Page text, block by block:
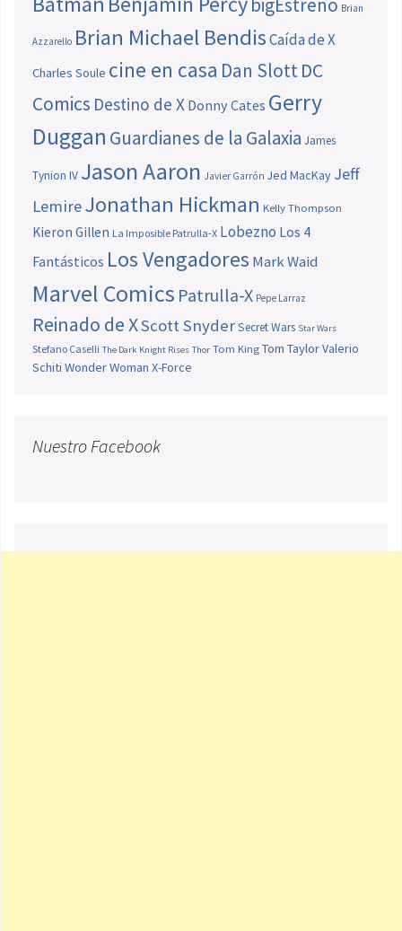
bigEstreno Brian
Azzarello Brian Michael BendisCaída de X
Charles Soule cine en casa Dan SlottDC
Comics Destino de X Donny Cates Gerry
Duggan Guardianes de la Galaxia James
Tynion IV Jason Aaron Javier Garrón Jed MacKay Jeff
LemireJonathan Hickman Kelly Thompson
Kieron Gillen La Imposible Patrulla-X Lobezno Los 4
Fantásticos Los Vengadores Mark Waid
Marvel Comics Patrulla-X Pepe Larraz
Reinado de XScott SnyderSecret Wars Star Wars
Stefano Caselli The Dark Knight Rises Thor Tom King Tom TaylorValerio
Schiti Wonder Woman X-Force
Nuestro Facebook